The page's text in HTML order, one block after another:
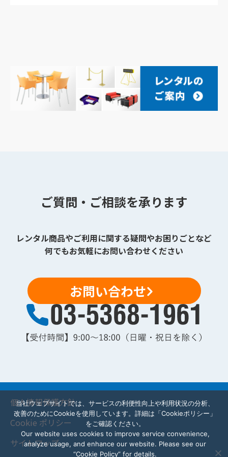
ご質問・ご相談を承ります
レンタル商品やご利用に関する疑問やお困りごとなど
何でもお気軽にお問い合わせください
お問い合わせ
個人情報保護方針
Cookie ポリシー
サイトマップ
当社ウェブサイトでは、サービスの利便性向上や利用状況の分析、
改善のためにCookieを使用しています。詳細は「Cookieポリシー」
をご確認ください。
Our website uses cookies to improve service convenience,
analyze usage, and enhance our website. Please see our
“Cookie Policy” for details.